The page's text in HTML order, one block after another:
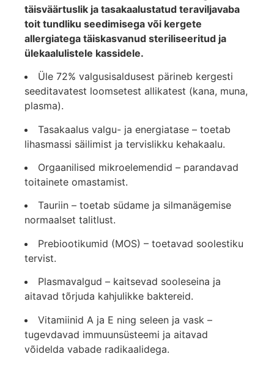
täisväärtuslik ja tasakaalustatud teraviljavaba
toit tundliku seedimisega või kergete
allergiatega täiskasvanud steriliseeritud ja
ülekaalulistele kassidele.
Üle 72% valgusisaldusest pärineb kergesti
seeditavatest loomsetest allikatest (kana, muna,
plasma).
Tasakaalus valgu- ja energiatase – toetab
lihasmassi säilimist ja tervislikku kehakaalu.
Orgaanilised mikroelemendid – parandavad
toitainete omastamist.
Tauriin – toetab südame ja silmanägemise
normaalset talitlust.
Prebiootikumid (MOS) – toetavad soolestiku
tervist.
Plasmavalgud – kaitsevad sooleseina ja
aitavad tõrjuda kahjulikke baktereid.
Vitamiinid A ja E ning seleen ja vask –
tugevdavad immuunsüsteemi ja aitavad
võidelda vabade radikaalidega.